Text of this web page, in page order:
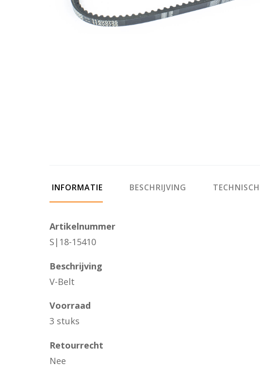
INFORMATIE BESCHRIJVING
Artikelnummer
S|18-15410
Beschrijving
V-Belt
Voorraad
3 stuks
Retourrecht
Nee